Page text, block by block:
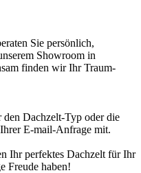
Sie persönlich,
Showroom in
finden wir Ihr Traum-
den Dachzelt-Typ oder die
E-mail-Anfrage mit.
Ihr perfektes Dachzelt für Ihr
Freude haben!